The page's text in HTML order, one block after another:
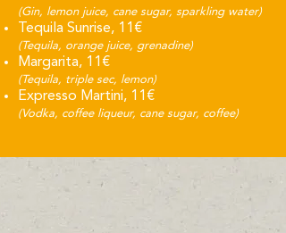
(Gin, lemon juice, cane sugar, sparkling water)
Tequila Sunrise, 11€
​(Tequila, orange juice, grenadine)
Margarita, 11€
(Tequila, triple sec, lemon)
Expresso Martini, 11€
(Vodka, coffee liqueur, cane sugar, coffee)